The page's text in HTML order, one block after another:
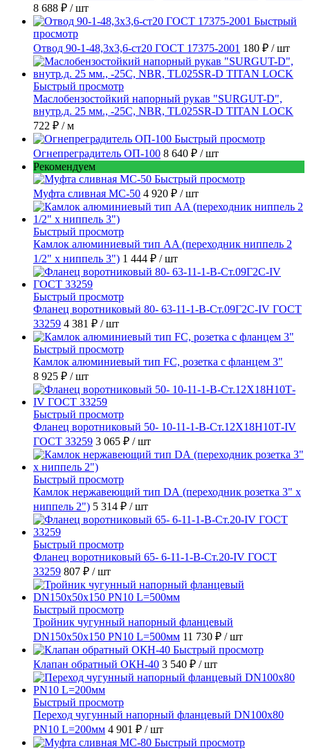
8 688 ₽ / шт
Быстрый
просмотр
Отвод 90-1-48,3х3,6-ст20 ГОСТ 17375-2001 180 ₽ / шт
Быстрый просмотр
Маслобензостойкий напорный рукав "SURGUT-D",
внутр.д. 25 мм., -25C, NBR, TL025SR-D TITAN LOCK
722 ₽ / м
Быстрый просмотр
Огнепреградитель ОП-100 8 640 ₽ / шт
Рекомендуем
Быстрый просмотр
Муфта сливная МС-50 4 920 ₽ / шт
Быстрый просмотр
Камлок алюминиевый тип AA (переходник ниппель 2
1/2" х ниппель 3") 1 444 ₽ / шт
Быстрый просмотр
Фланец воротниковый 80- 63-11-1-B-Ст.09Г2С-IV ГОСТ
33259 4 381 ₽ / шт
Быстрый просмотр
Камлок алюминиевый тип FC, розетка с фланцем 3"
8 925 ₽ / шт
Быстрый просмотр
Фланец воротниковый 50- 10-11-1-B-Ст.12Х18Н10Т-IV
ГОСТ 33259 3 065 ₽ / шт
Быстрый просмотр
Камлок нержавеющий тип DА (переходник розетка 3" х
ниппель 2") 5 314 ₽ / шт
Быстрый просмотр
Фланец воротниковый 65- 6-11-1-B-Ст.20-IV ГОСТ
33259 807 ₽ / шт
Быстрый просмотр
Тройник чугунный напорный фланцевый
DN150х50х150 PN10 L=500мм 11 730 ₽ / шт
Быстрый просмотр
Клапан обратный ОКН-40 3 540 ₽ / шт
Быстрый просмотр
Переход чугунный напорный фланцевый DN100х80
PN10 L=200мм 4 901 ₽ / шт
Быстрый просмотр